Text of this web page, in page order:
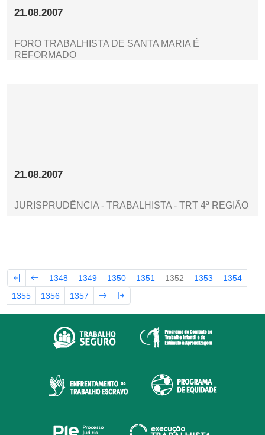
21.08.2007
FORO TRABALHISTA DE SANTA MARIA É
REFORMADO
21.08.2007
JURISPRUDÊNCIA - TRABALHISTA - TRT 4ª REGIÃO
1348 1349 1350 1351 1352 1353
1354
1355
1356 1357